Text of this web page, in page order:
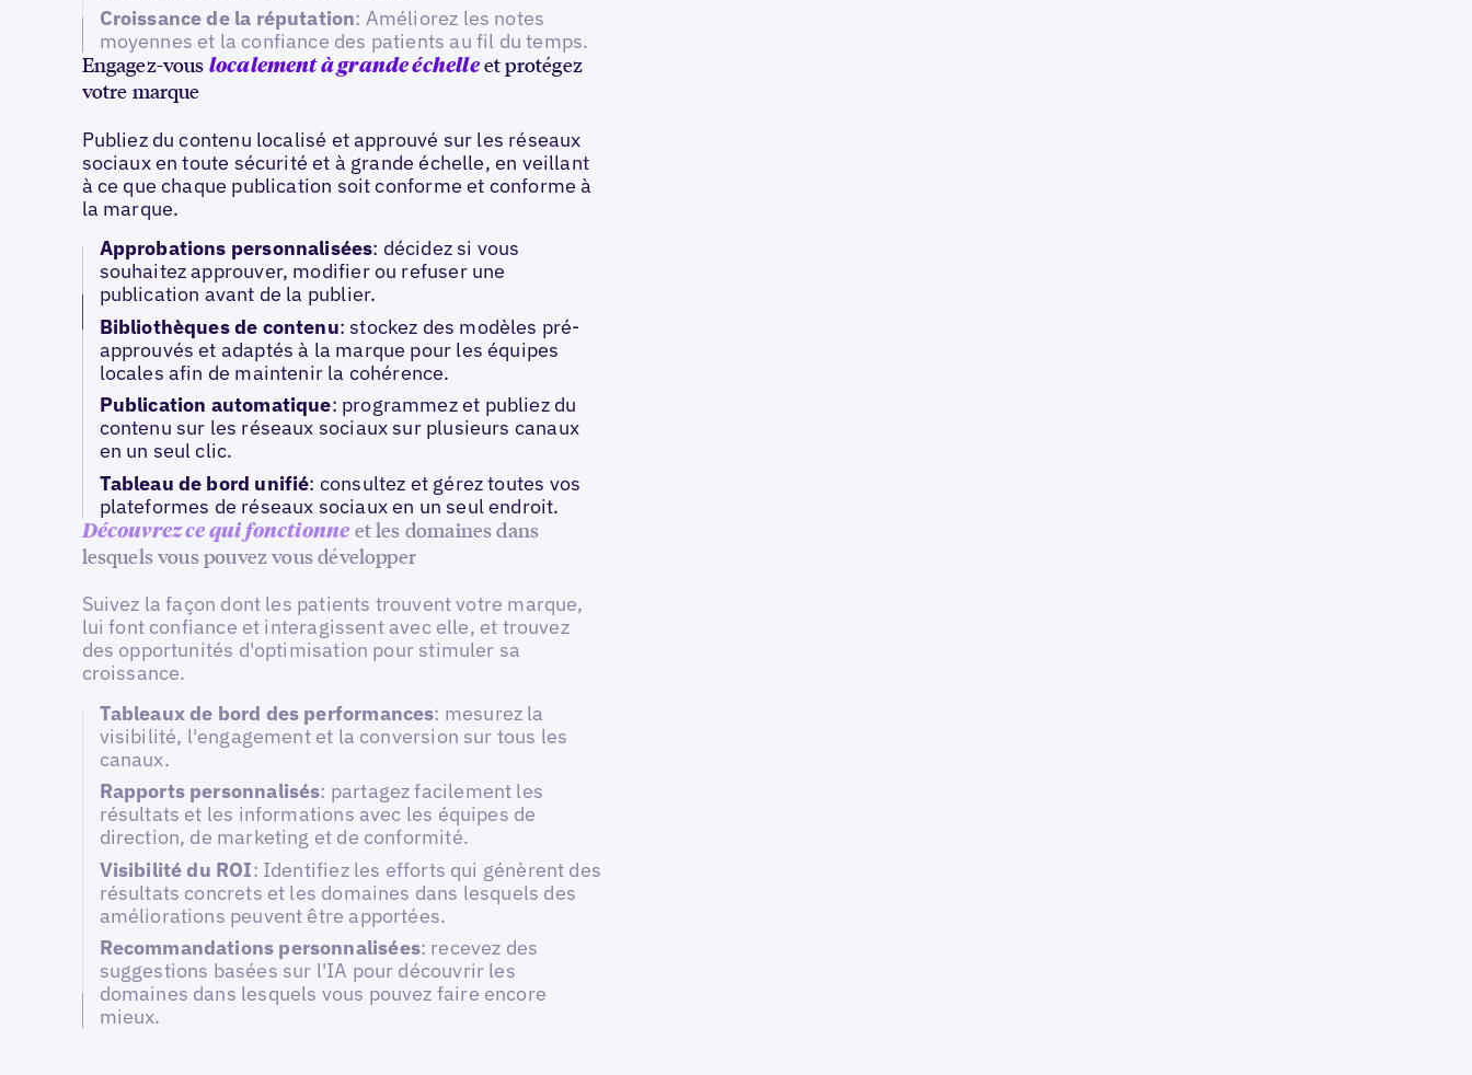
Croissance de la réputation: Améliorez les notes
moyennes et la confiance des patients au fil du temps.
Engagez-vous localement à grande échelleet protégez
votre marque
Publiez du contenu localisé et approuvé sur les réseaux
sociaux en toute sécurité et à grande échelle, en veillant
à ce que chaque publication soit conforme et conforme à
la marque.
Approbations personnalisées: décidez si vous
souhaitez approuver, modifier ou refuser une
publication avant de la publier.
Bibliothèques de contenu: stockez des modèles pré-
approuvés et adaptés à la marque pour les équipes
locales afin de maintenir la cohérence.
Publication automatique: programmez et publiez du
contenu sur les réseaux sociaux sur plusieurs canaux
en un seul clic.
Tableau de bord unifié: consultez et gérez toutes vos
plateformes de réseaux sociaux en un seul endroit.
Découvrez ce qui fonctionne et les domaines dans
lesquels vous pouvez vous développer
Suivez la façon dont les patients trouvent votre marque,
lui font confiance et interagissent avec elle, et trouvez
des opportunités d'optimisation pour stimuler sa
croissance.
Tableaux de bord des performances: mesurez la
visibilité, l'engagement et la conversion sur tous les
canaux.
Rapports personnalisés: partagez facilement les
résultats et les informations avec les équipes de
direction, de marketing et de conformité.
Visibilité du ROI: Identifiez les efforts qui génèrent des
résultats concrets et les domaines dans lesquels des
améliorations peuvent être apportées.
Recommandations personnalisées: recevez des
suggestions basées sur l'IA pour découvrir les
domaines dans lesquels vous pouvez faire encore
mieux.